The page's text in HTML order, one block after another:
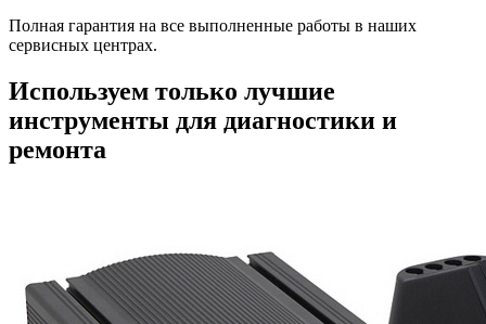
Полная гарантия на все выполненные работы в наших
сервисных центрах.
Используем только лучшие
инструменты для диагностики и
ремонта